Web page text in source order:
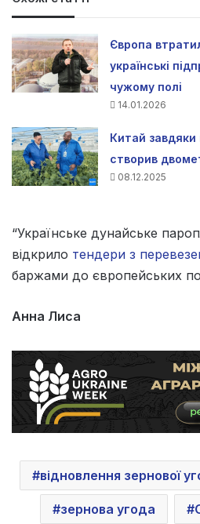
Європа
українські
чужому полі
14.01.2026
Китай
створив
08.12.2025
“Українське дунайське
відкрило тендери з
баржами до європейських
Анна Лиса
відновлення зернової
зернова угода